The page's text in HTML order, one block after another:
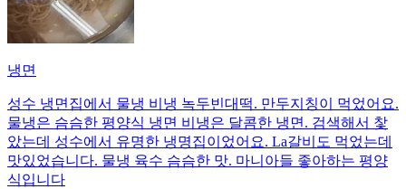
냉면
성수 냉면집에서 물냉 비냉 녹두빈대떡. 만두지칭이 먹었어요.
물냉은 슴슴한 평양식 냉면 비냉은 달콤한 냉면. 검색해서 찿
았는데 성수에서 유명한 냉명집이었어요. La갈비도 먹었는데
맛있었습니다. 물냉 육수 슴슴한 맛. 마니아들 좋아하는 평양
식입니다